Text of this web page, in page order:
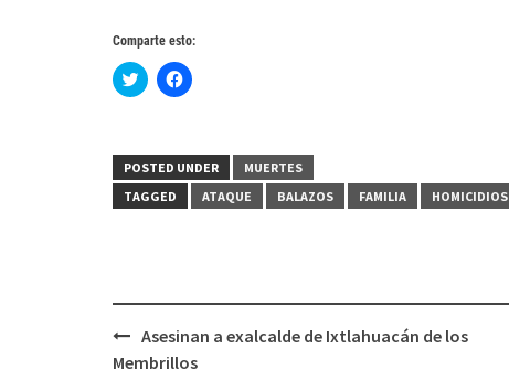
Comparte esto:
Haz
clic
(Se
abre
en
una
Haz
clic
(Se
abre
una
POSTED UNDER
MUERTES
TAGGED
ATAQUE BALAZOS FAMILIA HOMICIDIOS
Post
navigation
Asesinan a exalcalde de Ixtlahuacán de los
Membrillos